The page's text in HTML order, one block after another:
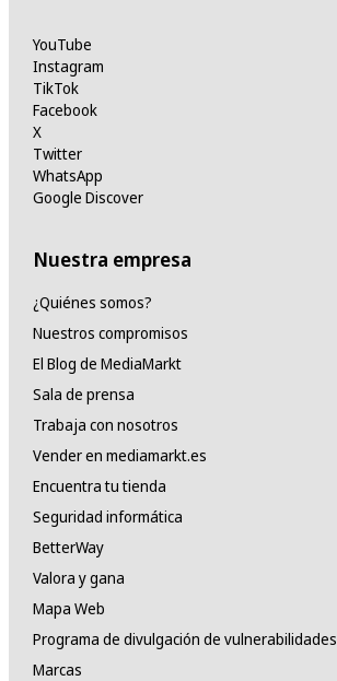
YouTube
Instagram
TikTok
Facebook
X
Twitter
WhatsApp
Google Discover
Nuestra empresa
¿Quiénes somos?
Nuestros compromisos
El Blog de MediaMarkt
Sala de prensa
Trabaja con nosotros
Vender en mediamarkt.es
Encuentra tu tienda
Seguridad informática
BetterWay
Valora y gana
Mapa Web
Programa de divulgación de vulnerabilidades
Marcas